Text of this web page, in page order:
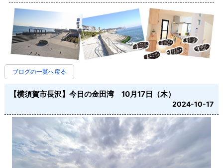
ブログの一覧へ戻る
【横須賀市長沢】今日の金田湾 10月17日（木）
2024-10-17